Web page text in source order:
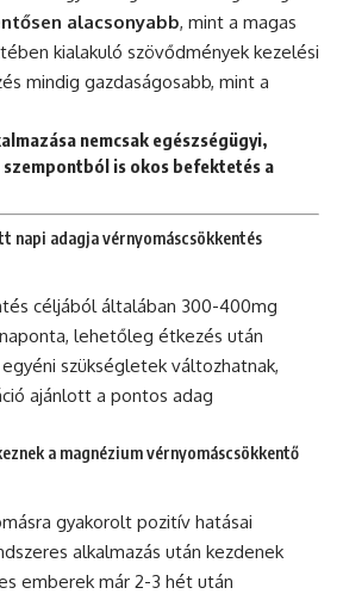
alacsonyabb, mint a magas
kialakuló szövődmények kezelési
mindig gazdaságosabb, mint a
nemcsak egészségügyi,
szempontból is okos befektetés a
napi adagja vérnyomáscsökkentés
céljából általában 300-400mg
lehetőleg étkezés után
szükségletek változhatnak,
ajánlott a pontos adag
a magnézium vérnyomáscsökkentő
gyakorolt pozitív hatásai
alkalmazás után kezdenek
emberek már 2-3 hét után